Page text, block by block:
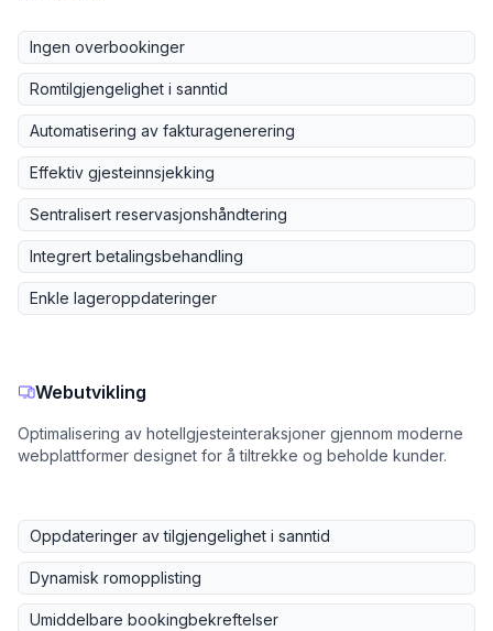
Ingen overbookinger
Romtilgjengelighet i sanntid
Automatisering av fakturagenerering
Effektiv gjesteinnsjekking
Sentralisert reservasjonshåndtering
Integrert betalingsbehandling
Enkle lageroppdateringer
Webutvikling
Optimalisering av hotellgjesteinteraksjoner gjennom moderne
webplattformer designet for å tiltrekke og beholde kunder.
Oppdateringer av tilgjengelighet i sanntid
Dynamisk romopplisting
Umiddelbare bookingbekreftelser